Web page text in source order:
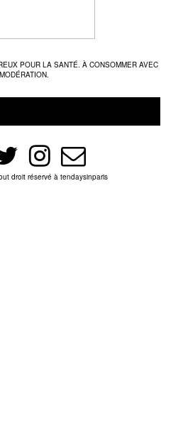
POUR LA SANTÉ. À CONSOMMER AVEC
MODÉRATION.
droit réservé à tendaysinparis